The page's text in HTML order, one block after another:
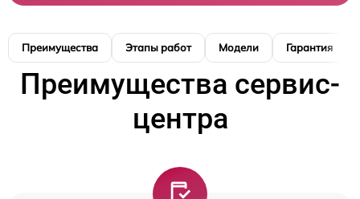
Преимущества Этапы работ Модели Гарантия
Преимущества сервис-
центра